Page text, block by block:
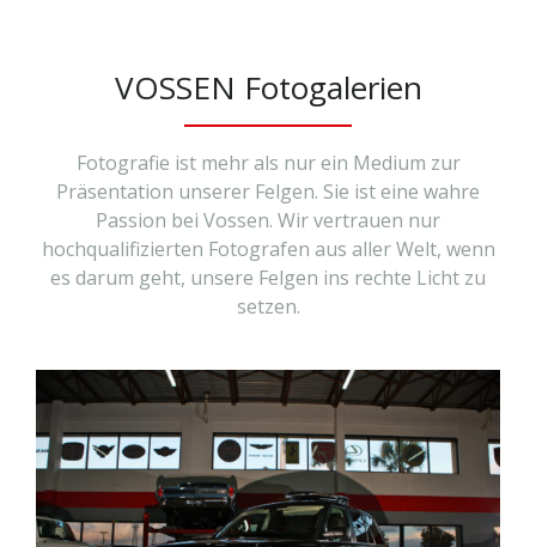
VOSSEN Fotogalerien
Fotografie ist mehr als nur ein Medium zur
Präsentation unserer Felgen. Sie ist eine wahre
Passion bei Vossen. Wir vertrauen nur
hochqualifizierten Fotografen aus aller Welt, wenn
es darum geht, unsere Felgen ins rechte Licht zu
setzen.